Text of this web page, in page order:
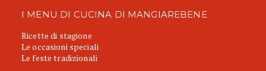
I MENU DI CUCINA DI MANGIAREBENE
Ricette di stagione
Le occasioni speciali
Le feste tradizionali